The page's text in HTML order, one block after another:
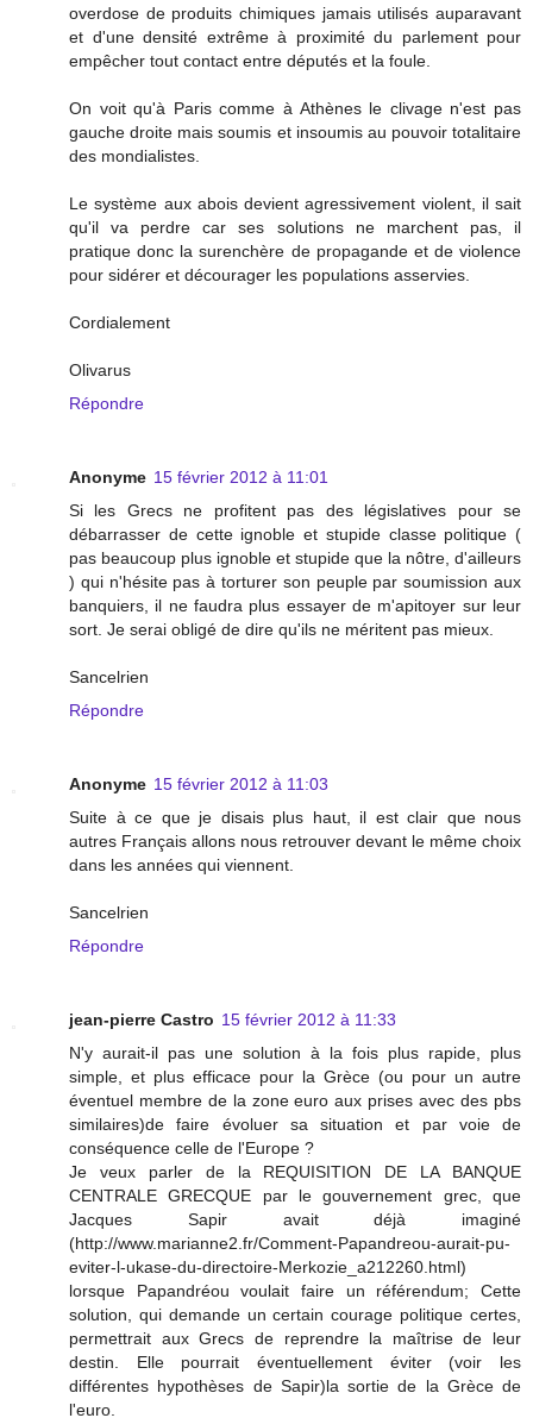
overdose de produits chimiques jamais utilisés auparavant
et d'une densité extrême à proximité du parlement pour
empêcher tout contact entre députés et la foule.
On voit qu'à Paris comme à Athènes le clivage n'est pas
gauche droite mais soumis et insoumis au pouvoir totalitaire
des mondialistes.
Le système aux abois devient agressivement violent, il sait
qu'il va perdre car ses solutions ne marchent pas, il
pratique donc la surenchère de propagande et de violence
pour sidérer et décourager les populations asservies.
Cordialement
Olivarus
Répondre
Anonyme 15 février 2012 à 11:01
Si les Grecs ne profitent pas des législatives pour se
débarrasser de cette ignoble et stupide classe politique (
pas beaucoup plus ignoble et stupide que la nôtre, d'ailleurs
) qui n'hésite pas à torturer son peuple par soumission aux
banquiers, il ne faudra plus essayer de m'apitoyer sur leur
sort. Je serai obligé de dire qu'ils ne méritent pas mieux.
Sancelrien
Répondre
Anonyme 15 février 2012 à 11:03
Suite à ce que je disais plus haut, il est clair que nous
autres Français allons nous retrouver devant le même choix
dans les années qui viennent.
Sancelrien
Répondre
jean-pierre Castro 15 février 2012 à 11:33
N'y aurait-il pas une solution à la fois plus rapide, plus
simple, et plus efficace pour la Grèce (ou pour un autre
éventuel membre de la zone euro aux prises avec des pbs
similaires)de faire évoluer sa situation et par voie de
conséquence celle de l'Europe ?
Je veux parler de la REQUISITION DE LA BANQUE
CENTRALE GRECQUE par le gouvernement grec, que
Jacques Sapir avait déjà imaginé
(http://www.marianne2.fr/Comment-Papandreou-aurait-pu-
eviter-l-ukase-du-directoire-Merkozie_a212260.html)
lorsque Papandréou voulait faire un référendum; Cette
solution, qui demande un certain courage politique certes,
permettrait aux Grecs de reprendre la maîtrise de leur
destin. Elle pourrait éventuellement éviter (voir les
différentes hypothèses de Sapir)la sortie de la Grèce de
l'euro.